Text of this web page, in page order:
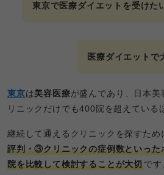
東京で医療ダイエットを受けた
医療ダイエットで
東京は美容医療が盛んであり、日本
リニックだけでも400院を超えている
継続して通えるクリニックを探すため
評判・③クリニックの症例数といった
院を比較して検討することが大切です